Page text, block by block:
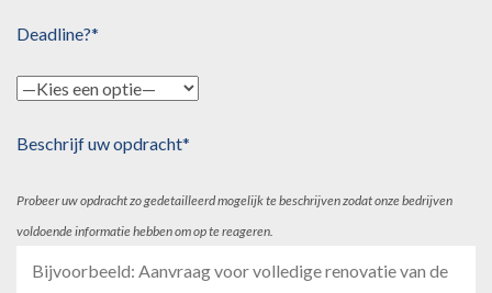
Deadline?*
Beschrijf uw opdracht*
Probeer uw opdracht zo gedetailleerd mogelijk te beschrijven zodat onze bedrijven
voldoende informatie hebben om op te reageren.